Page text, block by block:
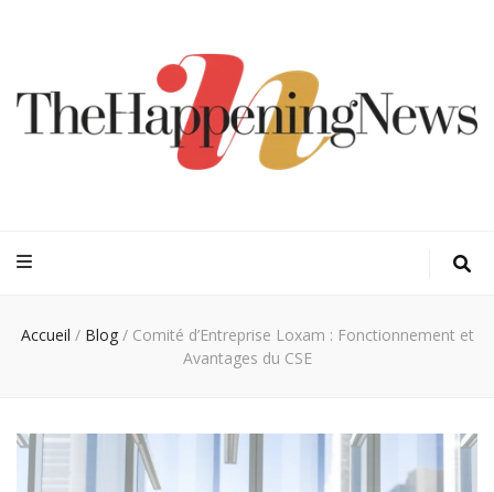
Accueil / Blog / Comité d’Entreprise Loxam : Fonctionnement et
Avantages du CSE